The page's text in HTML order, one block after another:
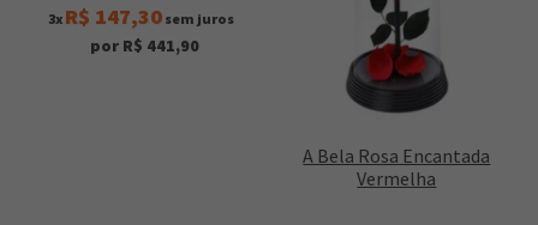
3x R$ 147,30 sem juros
por R$ 441,90
A Bela Rosa Encantada
Vermelha